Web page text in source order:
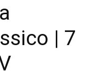
| 7